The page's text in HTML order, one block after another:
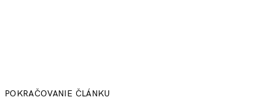
POKRAČOVANIE ČLÁNKU